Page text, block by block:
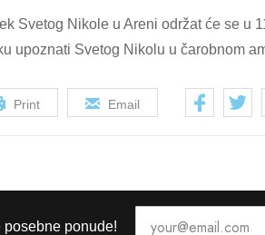
Svetog Nikole u Areni održat će se u
upoznati Svetog Nikolu u čarobnom
Print Email
ponude!